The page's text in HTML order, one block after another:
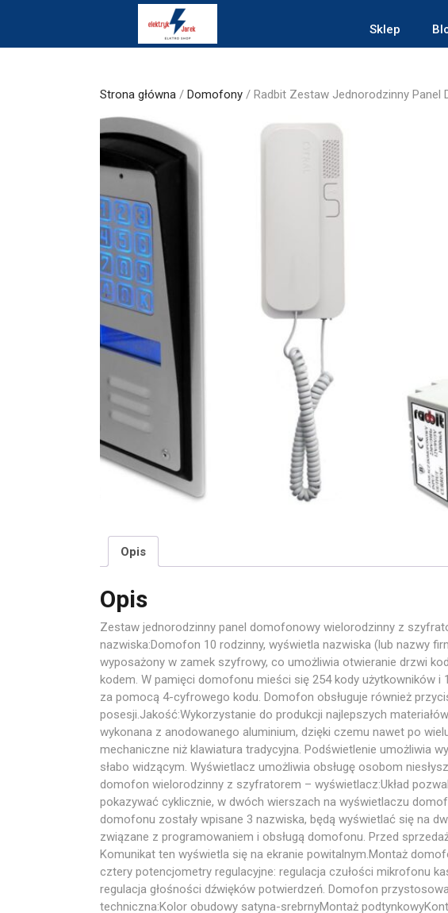
Sklep
Strona główna / Domofony / Radbit Zestaw Jednorodzinny
Opis
Opis
Zestaw jednorodzinny panel domofonowy wielorodzinny z
nazwiska:Domofon 10 rodzinny, wyświetla nazwiska (lub nazwy
wyposażony w zamek szyfrowy, co umożliwia otwieranie drzwi
kodem. W pamięci domofonu mieści się 254 kody użytkowników
za pomocą 4-cyfrowego kodu. Domofon obsługuje również
posesji.Jakość:Wykorzystanie do produkcji najlepszych
wykonana z anodowanego aluminium, dzięki czemu nawet po
mechaniczne niż klawiatura tradycyjna. Podświetlenie umożliwia
słabo widzącym. Wyświetlacz umożliwia obsługę osobom
domofon wielorodzinny z szyfratorem – wyświetlacz:Układ
pokazywać cyklicznie, w dwóch wierszach na wyświetlaczu
domofonu zostały wpisane 3 nazwiska, będą wyświetlać się na
związane z programowaniem i obsługą domofonu. Przed
Komunikat ten wyświetla się na ekranie powitalnym.Montaż
cztery potencjometry regulacyjne: regulacja czułości mikrofonu
regulacja głośności dźwięków potwierdzeń. Domofon
techniczna:Kolor obudowy satyna-srebrnyMontaż